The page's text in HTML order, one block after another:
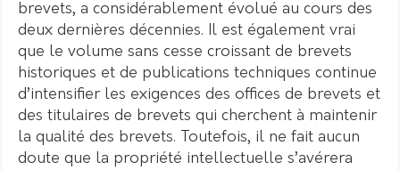
brevets, a considérablement évolué au cours des
deux dernières décennies. Il est également vrai
que le volume sans cesse croissant de brevets
historiques et de publications techniques continue
d’intensifier les exigences des offices de brevets et
des titulaires de brevets qui cherchent à maintenir
la qualité des brevets. Toutefois, il ne fait aucun
doute que la propriété intellectuelle s’avérera